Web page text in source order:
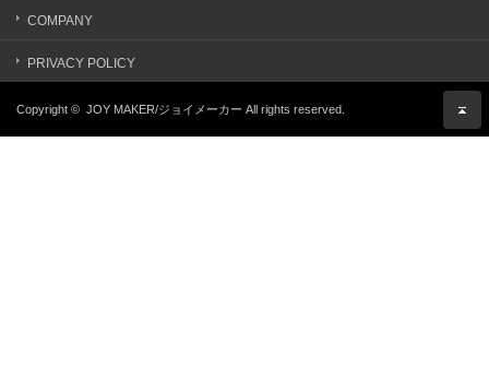
COMPANY
PRIVACY POLICY
Copyright © JOY MAKER/ジョイメーカー All rights reserved.